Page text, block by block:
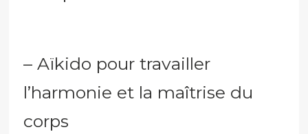
– Aïkido pour travailler
l’harmonie et la maîtrise du
corps